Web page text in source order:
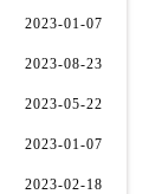
天津市和平区赤峰道136号天津国际金融中心26层2603室萧邦售后服务中心（需提前预约）
2023-01-07
2023-08-23
2023-05-22
2023-01-07
2023-02-18